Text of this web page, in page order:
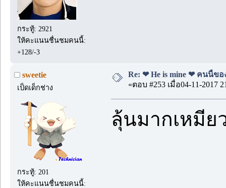
กระทู้: 2921
ให้คะแนนชื่นชมคนนี้:
+128/-3
sweetie
เป็ดเด็กช่าง
กระทู้: 201
ให้คะแนนชื่นชมคนนี้:
Re: ❤ He is mine ❤ คนนี้ขอ
«ตอบ #253 เมื่อ04-11-2017
ลุ้นมากเหมีย